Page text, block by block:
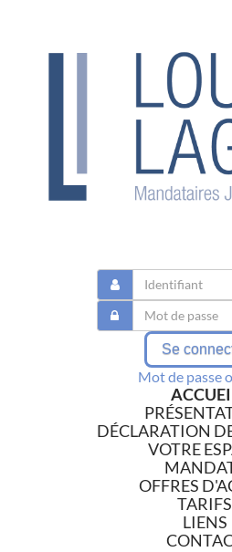
Se
Mot de passe
DÉCLARATION
VOTRE
OFFRES
TARIFS
LIENS